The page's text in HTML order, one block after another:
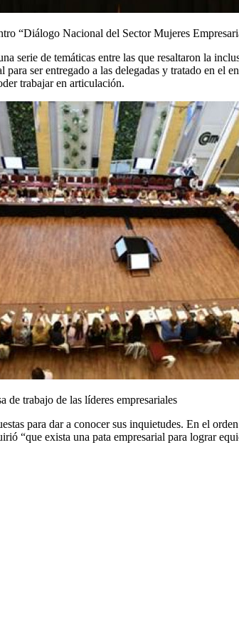
“Diálogo Nacional del Sector Mujeres
serie de temáticas entre las que resaltaron la
ser entregado a las delegadas y tratado en el
trabajar en articulación.
de trabajo de las líderes empresariales
para dar a conocer sus inquietudes. En el
“que exista una pata empresarial para lograr